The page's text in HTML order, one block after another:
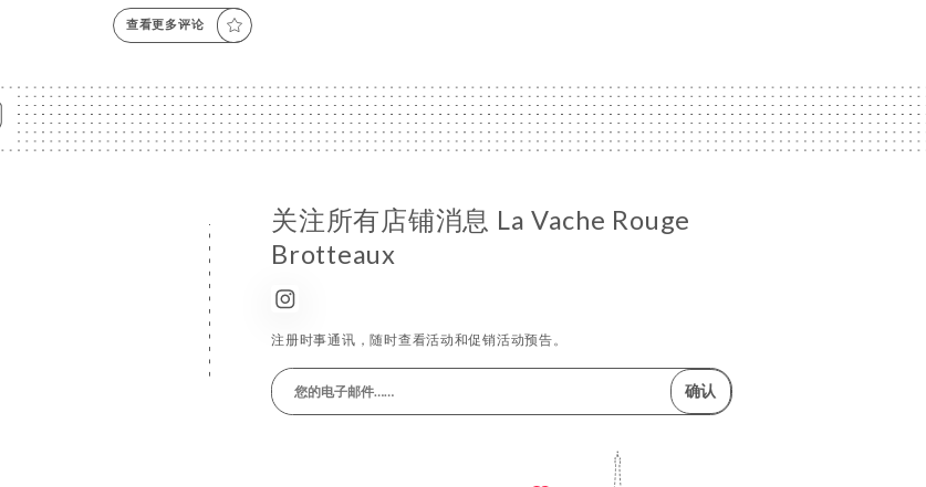
查看更多评论
关注所有店铺消息 La Vache Rouge
Brotteaux
注册时事通讯，随时查看活动和促销活动预告。
确认